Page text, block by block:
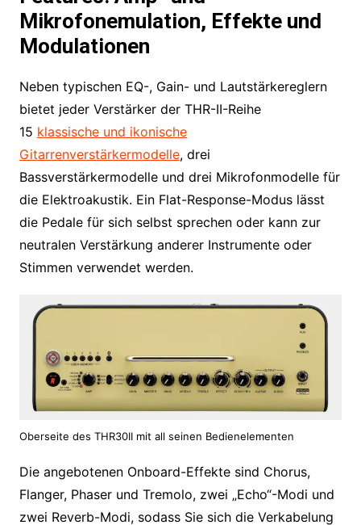
Mikrofonemulation, Effekte und
Modulationen
Neben typischen EQ-, Gain- und Lautstärkereglern
bietet jeder Verstärker der THR-II-Reihe
15 klassische und ikonische
Gitarrenverstärkermodelle, drei
Bassverstärkermodelle und drei Mikrofonmodelle für
die Elektroakustik. Ein Flat-Response-Modus lässt
die Pedale für sich selbst sprechen oder kann zur
neutralen Verstärkung anderer Instrumente oder
Stimmen verwendet werden.
Oberseite des THR30II mit all seinen Bedienelementen
Die angebotenen Onboard-Effekte sind Chorus,
Flanger, Phaser und Tremolo, zwei „Echo“-Modi und
zwei Reverb-Modi, sodass Sie sich die Verkabelung